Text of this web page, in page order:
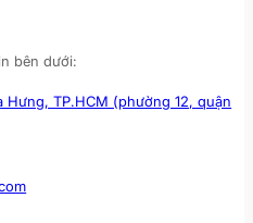
bên dưới:
Hưng, TP.HCM (phường 12, quận